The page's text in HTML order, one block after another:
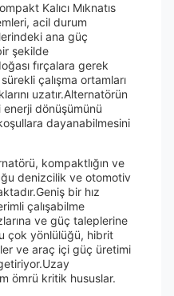
Kalıcı Mıknatıs
acil durum
ana güç
şekilde
fırçalara gerek
çalışma ortamları
uzatır.Alternatörün
dönüşümünü
dayanabilmesini
kompaktlığın ve
denizcilik ve otomotiv
bir hız
çalışabilme
ve güç taleplerine
çok yönlülüğü, hibrit
ve araç içi güç üretimi
ömrü kritik hususlar.